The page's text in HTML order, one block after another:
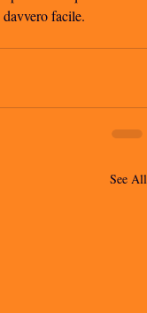
facile.
See All